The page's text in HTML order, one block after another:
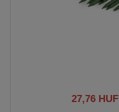
27,76 HUF